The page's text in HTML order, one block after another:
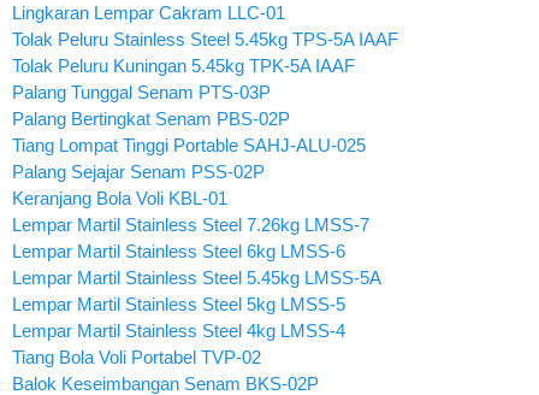
Lingkaran Lempar Cakram LLC-01
Tolak Peluru Stainless Steel 5.45kg TPS-5A IAAF
Tolak Peluru Kuningan 5.45kg TPK-5A IAAF
Palang Tunggal Senam PTS-03P
Palang Bertingkat Senam PBS-02P
Tiang Lompat Tinggi Portable SAHJ-ALU-025
Palang Sejajar Senam PSS-02P
Keranjang Bola Voli KBL-01
Lempar Martil Stainless Steel 7.26kg LMSS-7
Lempar Martil Stainless Steel 6kg LMSS-6
Lempar Martil Stainless Steel 5.45kg LMSS-5A
Lempar Martil Stainless Steel 5kg LMSS-5
Lempar Martil Stainless Steel 4kg LMSS-4
Tiang Bola Voli Portabel TVP-02
Balok Keseimbangan Senam BKS-02P